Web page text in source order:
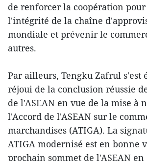
de renforcer la coopération
l'intégrité de la chaîne
mondiale et prévenir le
autres.
Par ailleurs, Tengku Zafrul s'est
réjoui de la conclusion réussie
de l'ASEAN en vue de la mise à
l'Accord de l'ASEAN sur le
marchandises (ATIGA). La
ATIGA modernisé est en bonne
prochain sommet de l'ASEAN en